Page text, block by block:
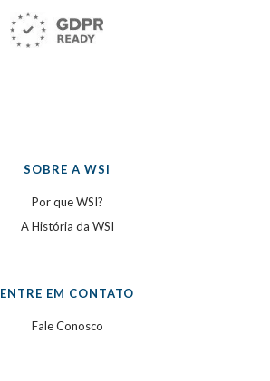
SOBRE A WSI
Por que WSI?
A História da WSI
ENTRE EM CONTATO
Fale Conosco